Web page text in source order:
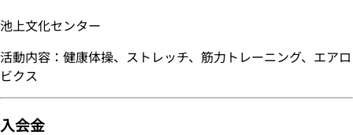
池上文化センター
活動内容：健康体操、ストレッチ、筋力トレーニング、エアロ
ビクス
入会金